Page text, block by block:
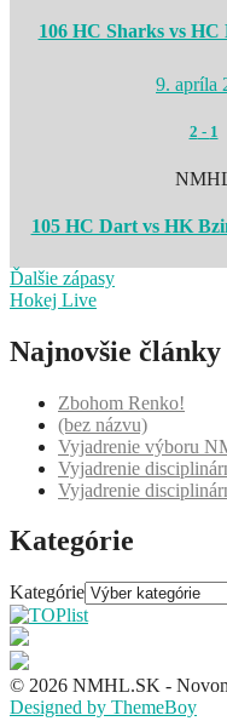
106 HC Sharks vs
9. apríla
2 - 1
105 HC Dart vs HK
Ďalšie zápasy
Hokej Live
Najnovšie články
Zbohom Renko!
(bez názvu)
Vyjadrenie výboru
Vyjadrenie
Vyjadrenie
Kategórie
Kategórie
© 2026 NMHL.SK -
Designed by ThemeBoy